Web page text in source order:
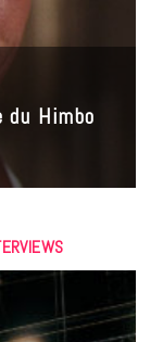
Himbo